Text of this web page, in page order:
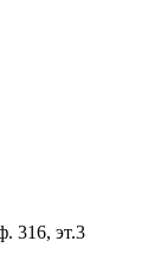
316, эт.3